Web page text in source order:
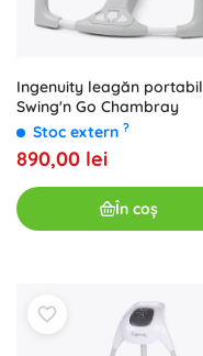
Ingenuity leagăn portabil
Swing'n Go Chambray
Stoc extern ?
890,00 lei
În coș